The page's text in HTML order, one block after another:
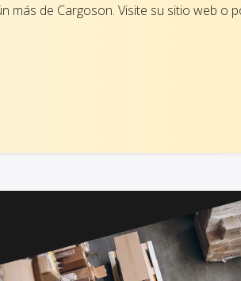
más de Cargoson. Visite su sitio web o